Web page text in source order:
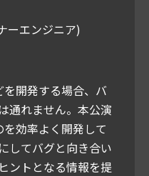
エンジニア)
開発する場合、バ
通れません。本公演
効率よく開発して
してバグと向き合い
ントとなる情報を提